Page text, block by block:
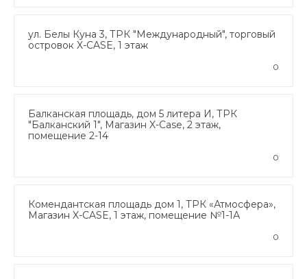
ул. Белы Куна 3, ТРК "Международный", торговый
островок X-CASE, 1 этаж
0
Балканская площадь, дом 5 литера И, ТРК
"Балканский 1", Магазин X-Case, 2 этаж,
помещение 2-14
0
Комендантская площадь дом 1, ТРК «Атмосфера»,
Магазин X-CASE, 1 этаж, помещение №1-1А
0